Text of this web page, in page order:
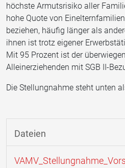
höchste Armutsrisiko aller
hohe Quote von
beziehen, häufig länger als
ihnen ist trotz eigener
Mit 95 Prozent ist der
Alleinerziehenden mit SGB II-
Die Stellungnahme steht unten
Dateien